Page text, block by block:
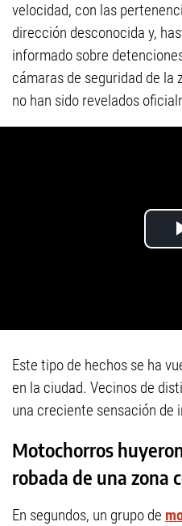
velocidad, con las
dirección desconocida y,
informado sobre
cámaras de seguridad de la
no han sido revelados
Este tipo de hechos se ha
en la ciudad. Vecinos de
una creciente sensación de
Motochorros
robada de una zona
En segundos, un grupo de